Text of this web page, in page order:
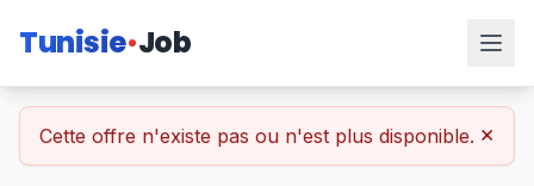
Tunisie Job
Cette offre n'existe pas ou n'est plus disponible. ×